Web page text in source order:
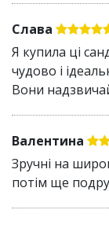
матеріалу
Застібка-
взуття
Слава
Я купила ці
чудово і
Вони
Валентина
Зручні на
потім ще